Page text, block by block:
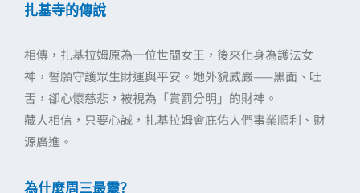
扎基寺的傳說
相傳，扎基拉姆原為一位世間女王，後來化身為護法女
神，誓願守護眾生財運與平安。她外貌威嚴——黑面、吐
舌，卻心懷慈悲，被視為「賞罰分明」的財神。
藏人相信，只要心誠，扎基拉姆會庇佑人們事業順利、財
源廣進。
為什麼周三最靈？